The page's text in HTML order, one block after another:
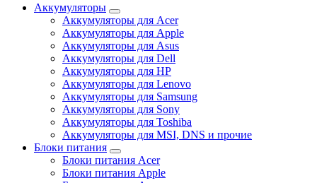
Аккумуляторы
Аккумуляторы для Acer
Аккумуляторы для Apple
Аккумуляторы для Asus
Аккумуляторы для Dell
Аккумуляторы для HP
Аккумуляторы для Lenovo
Аккумуляторы для Samsung
Аккумуляторы для Sony
Аккумуляторы для Toshiba
Аккумуляторы для MSI, DNS и прочие
Блоки питания
Блоки питания Acer
Блоки питания Apple